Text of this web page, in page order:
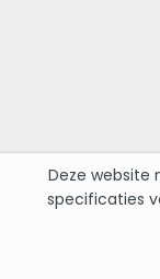
Deze website
specificaties